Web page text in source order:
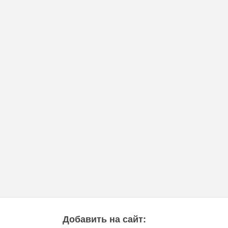
Добавить на сайт: